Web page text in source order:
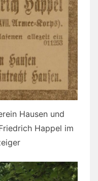
Hausen und
Happel im